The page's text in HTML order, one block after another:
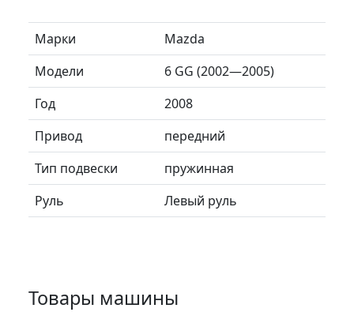
Марки
Mazda
Модели
6 GG (2002—2005)
Год
2008
Привод
передний
Тип подвески
пружинная
Руль
Левый руль
Товары машины